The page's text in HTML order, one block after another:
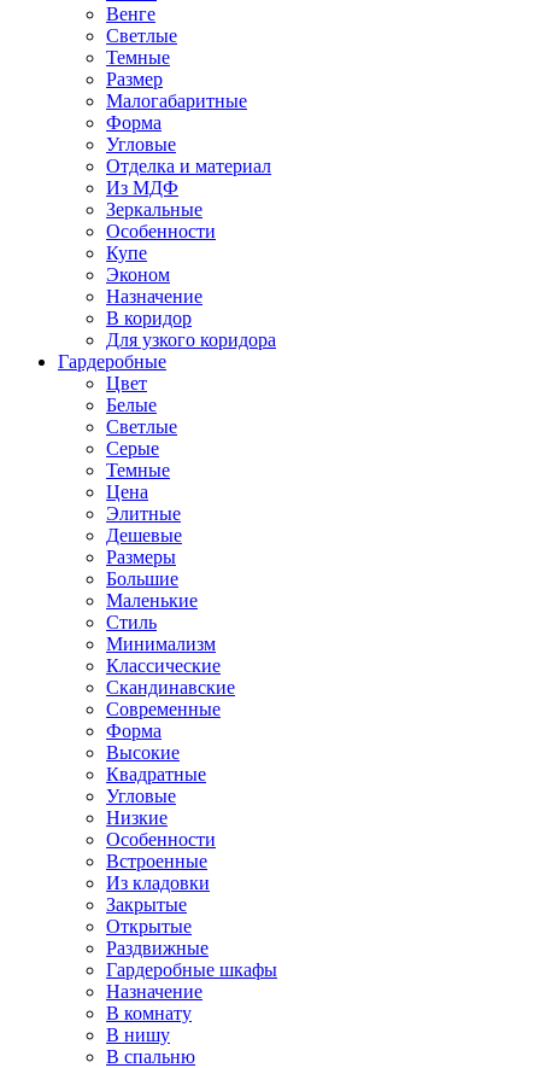
Венге
Светлые
Темные
Размер
Малогабаритные
Форма
Угловые
Отделка и материал
Из МДФ
Зеркальные
Особенности
Купе
Эконом
Назначение
В коридор
Для узкого коридора
Гардеробные
Цвет
Белые
Светлые
Серые
Темные
Цена
Элитные
Дешевые
Размеры
Большие
Маленькие
Стиль
Минимализм
Классические
Скандинавские
Современные
Форма
Высокие
Квадратные
Угловые
Низкие
Особенности
Встроенные
Из кладовки
Закрытые
Открытые
Раздвижные
Гардеробные шкафы
Назначение
В комнату
В нишу
В спальню